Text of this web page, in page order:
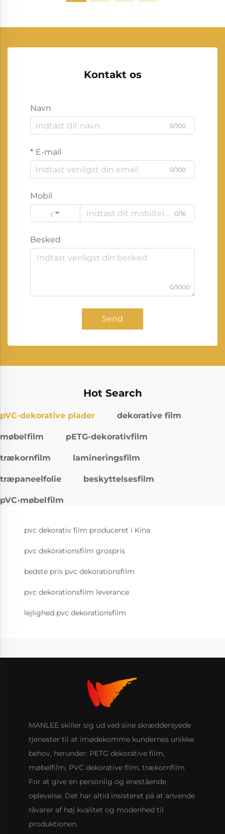
Kontakt os
Navn
0/100
E-mail
0/100
Mobil
Code
0/16
Besked
0/1000
Send
Hot Search
pVC-dekorative plader dekorative film
møbelfilm pETG-dekorativfilm
trækornfilm lamineringsfilm
træpaneelfolie beskyttelsesfilm
pVC-møbelfilm
pvc dekorativ film produceret i Kina
pvc dekorationsfilm grospris
bedste pris pvc dekorationsfilm
pvc dekorationsfilm leverance
lejlighed pvc dekorationsfilm
MANLEE skiller sig ud ved sine skræddersyede
tjenester til at imødekomme kundernes unikke
behov, herunder: PETG dekorative film,
møbelfilm, PVC dekorative film, trækornfilm
For at give en personlig og enestående
oplevelse. Det har altid insisteret på at anvende
råvarer af høj kvalitet og modenhed til
produktionen.